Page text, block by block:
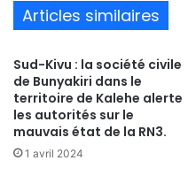
Articles similaires
Sud-Kivu : la société civile
de Bunyakiri dans le
territoire de Kalehe alerte
les autorités sur le
mauvais état de la RN3.
1 avril 2024